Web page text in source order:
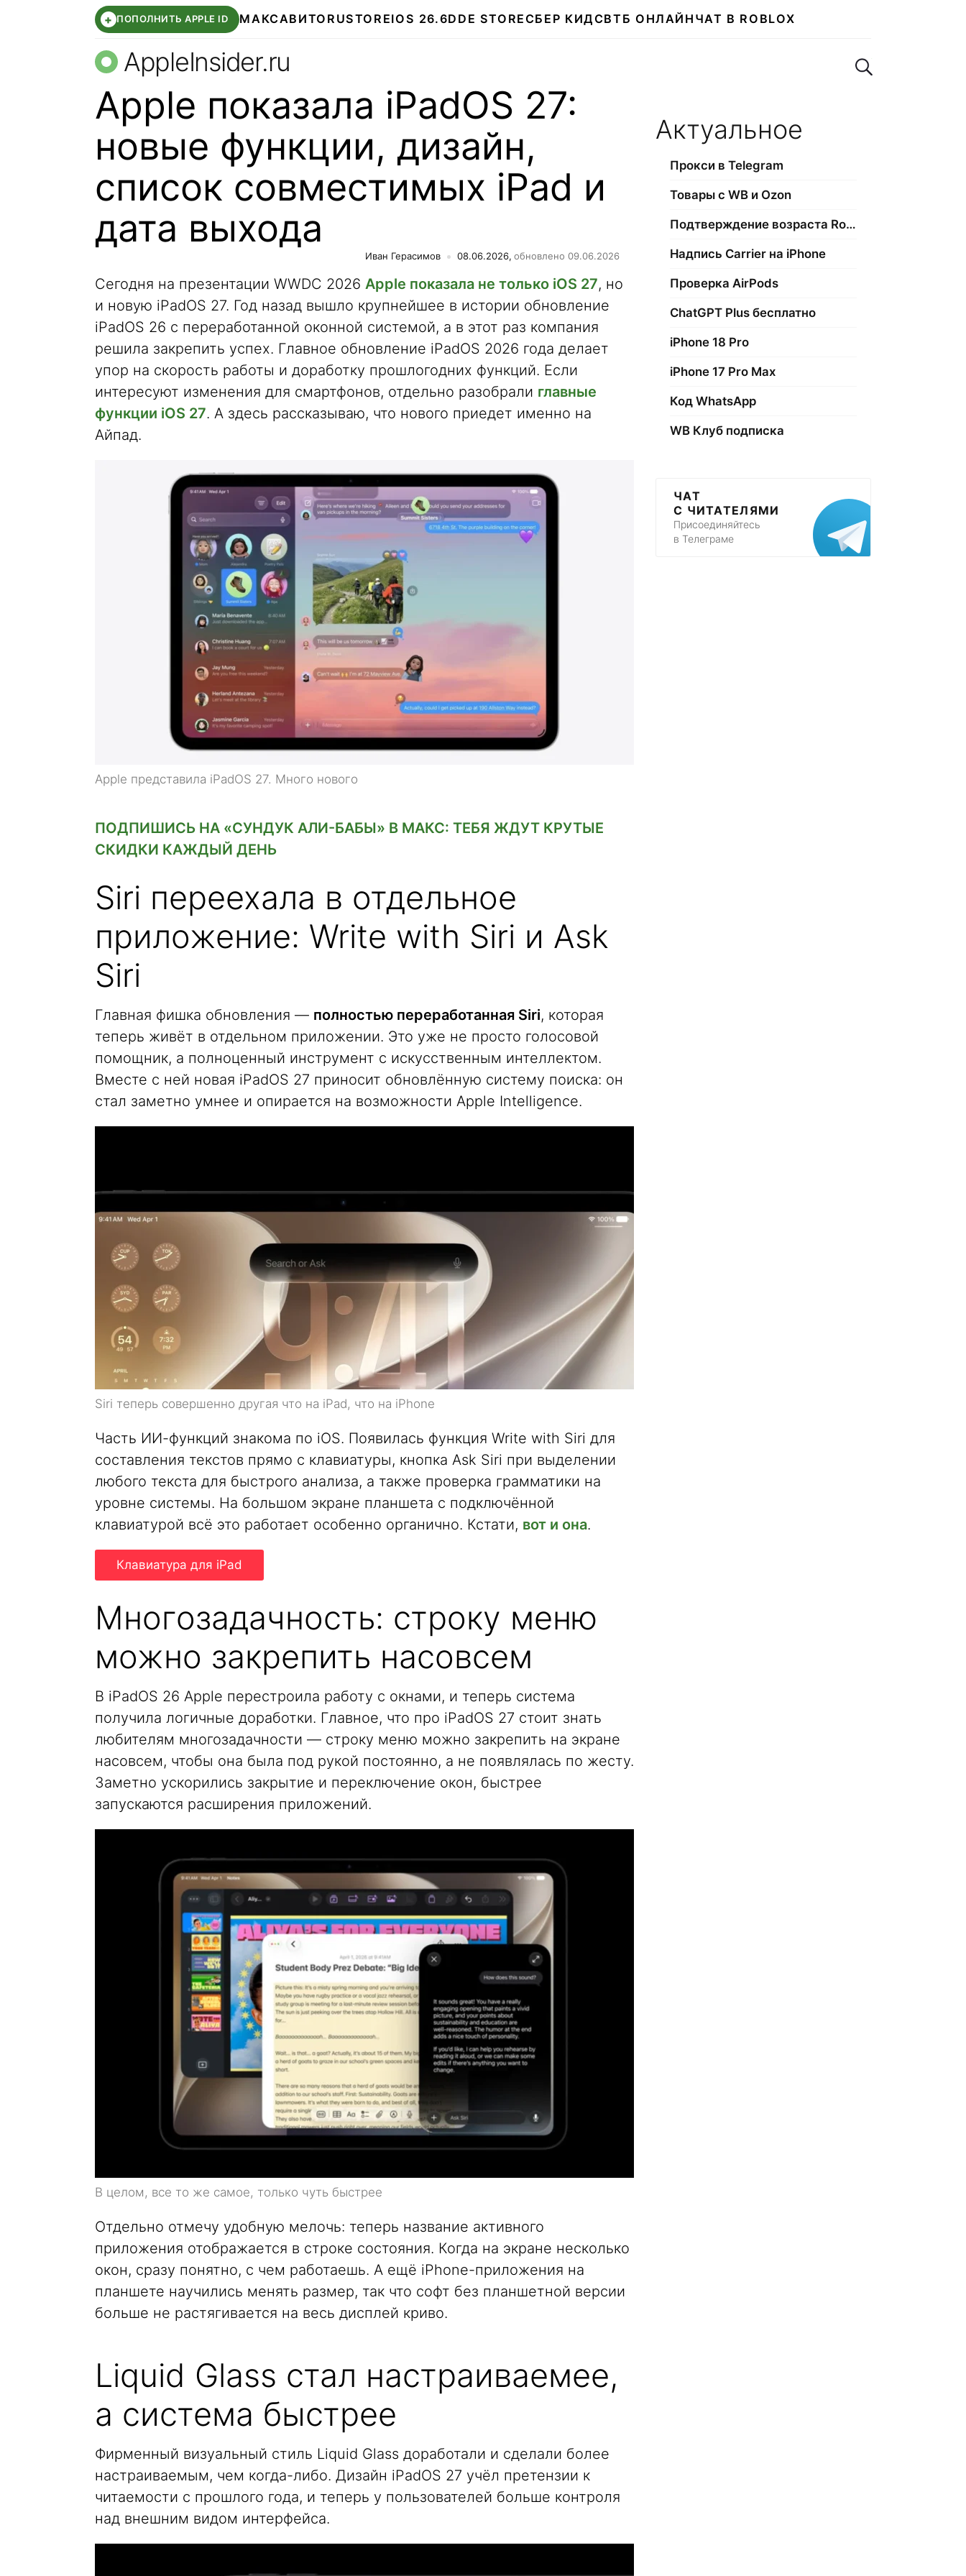
+ ПОПОЛНИТЬ APPLE ID МАКСАВИТО RUSTOREIOS 26.6DDE STORE СБЕР КИДСВТБ ОНЛАЙН ЧАТ В ROBLOX
AppleInsider.ru Поиск по сайту
Apple показала iPadOS 27:
новые функции, дизайн,
список совместимых iPad и
дата выхода
Иван Герасимов 08.06.2026, обновлено 09.06.2026
Сегодня на презентации WWDC 2026 Apple показала не только iOS 27, но
и новую iPadOS 27. Год назад вышло крупнейшее в истории обновление
iPadOS 26 с переработанной оконной системой, а в этот раз компания
решила закрепить успех. Главное обновление iPadOS 2026 года делает
упор на скорость работы и доработку прошлогодних функций. Если
интересуют изменения для смартфонов, отдельно разобрали главные
функции iOS 27. А здесь рассказываю, что нового приедет именно на
Айпад.
Apple представила iPadOS 27. Много нового
ПОДПИШИСЬ НА «СУНДУК АЛИ-БАБЫ» В МАКС: ТЕБЯ ЖДУТ КРУТЫЕ
СКИДКИ КАЖДЫЙ ДЕНЬ
Siri переехала в отдельное
приложение: Write with Siri и Ask
Siri
Главная фишка обновления — полностью переработанная Siri, которая
теперь живёт в отдельном приложении. Это уже не просто голосовой
помощник, а полноценный инструмент с искусственным интеллектом.
Вместе с ней новая iPadOS 27 приносит обновлённую систему поиска: он
стал заметно умнее и опирается на возможности Apple Intelligence.
Siri теперь совершенно другая что на iPad, что на iPhone
Часть ИИ-функций знакома по iOS. Появилась функция Write with Siri для
составления текстов прямо с клавиатуры, кнопка Ask Siri при выделении
любого текста для быстрого анализа, а также проверка грамматики на
уровне системы. На большом экране планшета с подключённой
клавиатурой всё это работает особенно органично. Кстати, вот и она.
Клавиатура для iPad
Многозадачность: строку меню
можно закрепить насовсем
В iPadOS 26 Apple перестроила работу с окнами, и теперь система
получила логичные доработки. Главное, что про iPadOS 27 стоит знать
любителям многозадачности — строку меню можно закрепить на экране
насовсем, чтобы она была под рукой постоянно, а не появлялась по жесту.
Заметно ускорились закрытие и переключение окон, быстрее
запускаются расширения приложений.
В целом, все то же самое, только чуть быстрее
Отдельно отмечу удобную мелочь: теперь название активного
приложения отображается в строке состояния. Когда на экране несколько
окон, сразу понятно, с чем работаешь. А ещё iPhone-приложения на
планшете научились менять размер, так что софт без планшетной версии
больше не растягивается на весь дисплей криво.
Liquid Glass стал настраиваемее,
а система быстрее
Фирменный визуальный стиль Liquid Glass доработали и сделали более
настраиваемым, чем когда-либо. Дизайн iPadOS 27 учёл претензии к
читаемости с прошлого года, и теперь у пользователей больше контроля
над внешним видом интерфейса.
Актуальное
Прокси в Telegram
Товары с WB и Ozon
Подтверждение возраста Roblox
Надпись Carrier на iPhone
Проверка AirPods
ChatGPT Plus бесплатно
iPhone 18 Pro
iPhone 17 Pro Max
Код WhatsApp
WB Клуб подписка
ЧАТ
С ЧИТАТЕЛЯМИ
Присоединяйтесь
в Телеграме